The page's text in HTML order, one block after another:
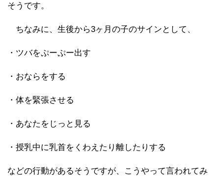
そうです。
ちなみに、生後から3ヶ月の子のサインとして、
・ツバをぷーぷー出す
・おならをする
・体を緊張させる
・あなたをじっと見る
・授乳中に乳首をくわえたり離したりする
などの行動があるそうですが、こうやって言われてみ